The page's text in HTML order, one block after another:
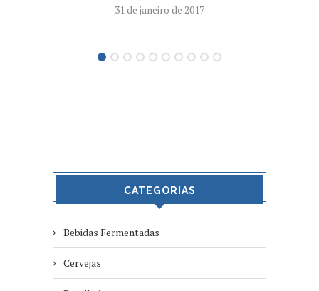
31 de janeiro de 2017
CATEGORIAS
Bebidas Fermentadas
Cervejas